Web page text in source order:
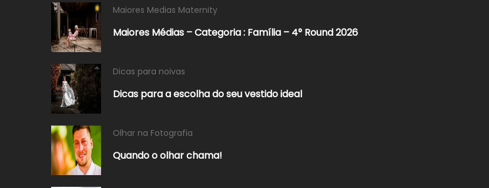
Maiores Medias Maternity
Maiores Médias – Categoria : Família – 4° Round 2026
Dicas para noivas
Dicas para a escolha do seu vestido ideal
Olhar na Fotografia
Quando o olhar chama!